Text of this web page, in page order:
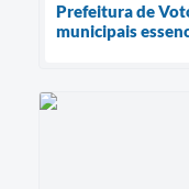
Prefeitura de
municipais